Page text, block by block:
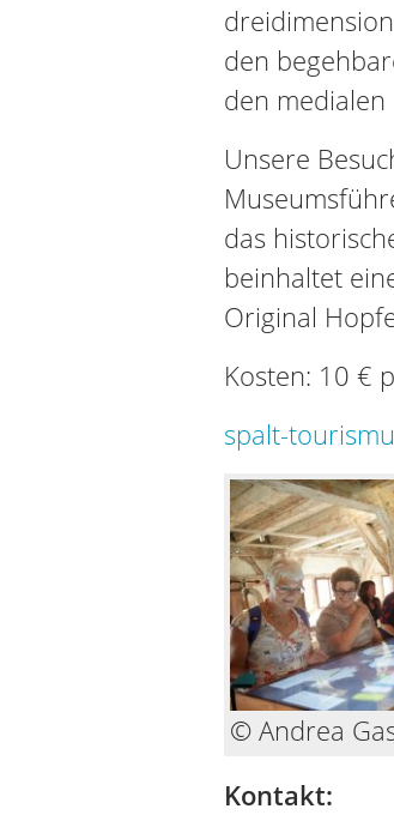
den
den medialen
Unsere
das
beinhaltet
Original
Kosten: 10 €
spalt-
© Andrea
Kontakt: